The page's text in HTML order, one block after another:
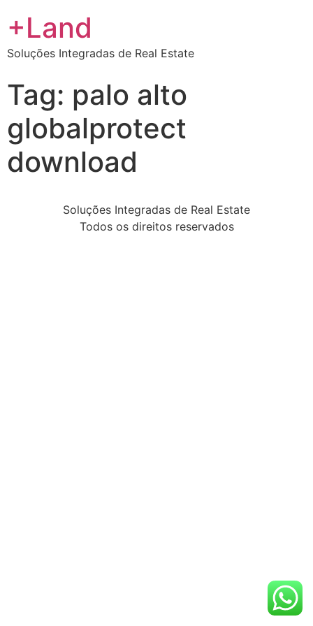
+Land
Soluções Integradas de Real Estate
Tag: palo alto
globalprotect
download
Soluções Integradas de Real Estate
Todos os direitos reservados